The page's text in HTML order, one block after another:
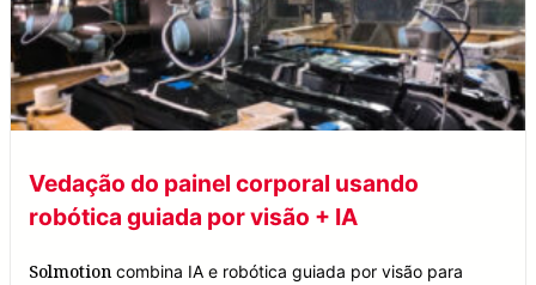
Vedação do painel corporal usando
robótica guiada por visão + IA
Solmotion combina IA e robótica guiada por visão para